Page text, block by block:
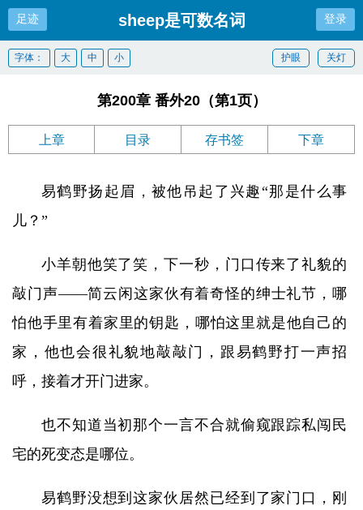
足迹 sheep是可数名词 登录
关灯
护眼
字体： 大 中 小
第200章 番外20（第1页）
上章 目录 存书签 下章
易鹤野扬起眉，被他吊起了兴趣“那是什么事
儿？”
小羊朝他笑了笑，下一秒，门口传来了礼貌的
敲门声——简云闲这家伙有着奇怪的绅士礼节，哪
怕他手里有着家里的钥匙，哪怕这里就是他自己的
家，他也会很礼貌地敲敲门，跟易鹤野打一声招
呼，接着才开门进家。
也不知道当初那个一言不合就偷窥跟踪私闯民
宅的死变态是哪位。
易鹤野没想到这家伙居然已经到了家门口，刚